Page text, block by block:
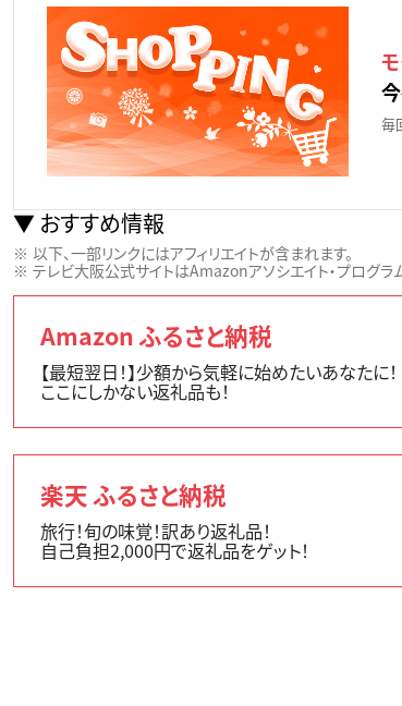
毎
おすすめ情報
以下、一部リンクにはアフィリエイトが含まれます。
テレビ大阪公式サイトはAmazonアソシエイト・プログラ
Amazon ふるさと納税
【最短翌日！】少額から気軽に始めたいあなたに！
ここにしかない返礼品も！
楽天 ふるさと納税
旅行！旬の味覚！訳あり返礼品！
自己負担2,000円で返礼品をゲット！